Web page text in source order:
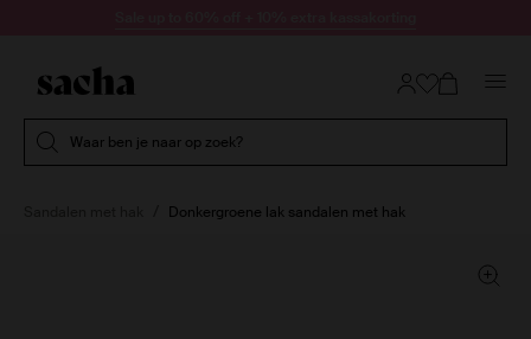
Waar ben je naar op zoek?
Donkergroene lak sandalen met hak